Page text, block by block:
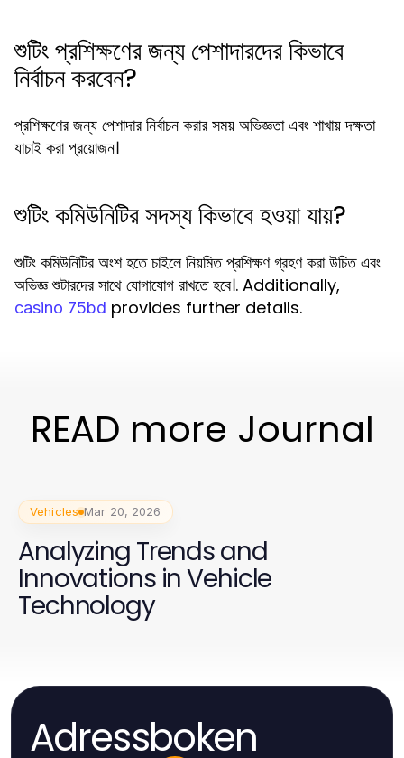
শুটিং প্রশিক্ষণের জন্য পেশাদারদের কিভাবে
নির্বাচন করবেন?
প্রশিক্ষণের জন্য পেশাদার নির্বাচন করার সময় অভিজ্ঞতা এবং শাখায় দক্ষতা
যাচাই করা প্রয়োজন।
শুটিং কমিউনিটির সদস্য কিভাবে হওয়া যায়?
শুটিং কমিউনিটির অংশ হতে চাইলে নিয়মিত প্রশিক্ষণ গ্রহণ করা উচিত এবং
অভিজ্ঞ শুটারদের সাথে যোগাযোগ রাখতে হবে।. Additionally,
casino 75bd provides further details.
READ more Journal
Vehicles Mar 20, 2026
Analyzing Trends and
Innovations in Vehicle
Technology
Adressboken